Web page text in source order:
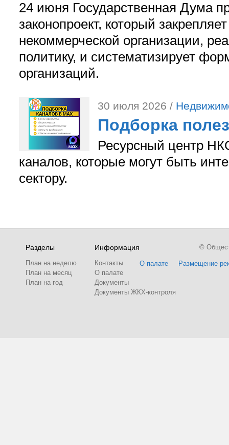
24 июня Государственная Дума
законопроект, который
некоммерческой организации,
политику, и систематизирует
организаций.
30 июля 2026 /
Подборка
Ресурсный центр
каналов, которые могут быть
сектору.
Разделы
План на неделю
План на месяц
План на год
Информация
Контакты
О палате
Документы
Документы ЖКХ-контроля
О палате Размещение
©